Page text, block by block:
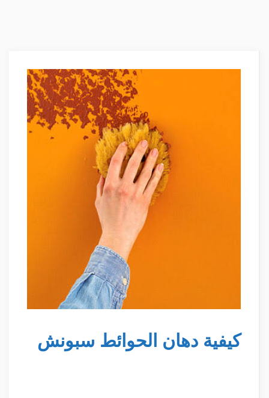
كيفية دهان الحوائط سبونش